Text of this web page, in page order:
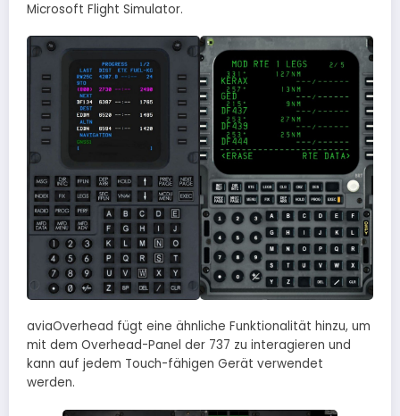
Microsoft Flight Simulator.
aviaOverhead fügt eine ähnliche Funktionalität hinzu, um
mit dem Overhead-Panel der 737 zu interagieren und
kann auf jedem Touch-fähigen Gerät verwendet
werden.